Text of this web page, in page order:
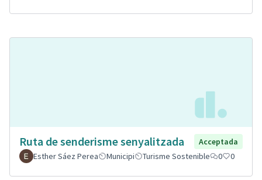
Ruta de senderisme senyalitzada
Acceptada
Esther Sáez Perea
Municipi Turisme Sostenible 0 0